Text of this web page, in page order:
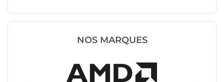
NOS MARQUES